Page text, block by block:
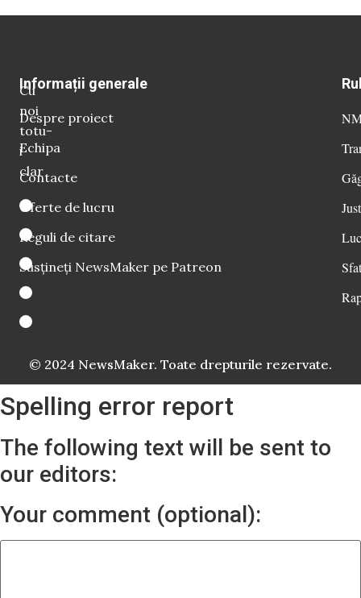
Cu
noi
totu-
i
clar
Informații generale
Despre proiect
Echipa
Contacte
Oferte de lucru
Reguli de citare
Susțineți NewsMaker pe Patreon
© 2024 NewsMaker. Toate drepturile rezervate.
Spelling error report
The following text will be sent to
our editors:
Your comment (optional):